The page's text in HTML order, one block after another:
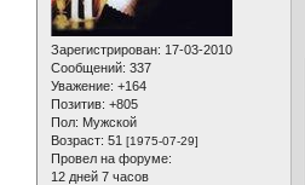
Зарегистрирован: 17-03-2010
Сообщений: 337
Уважение: +164
Позитив: +805
Пол: Мужской
Возраст: 51 [1975-07-29]
Провел на форуме:
12 дней 7 часов